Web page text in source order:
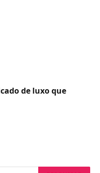
de luxo que